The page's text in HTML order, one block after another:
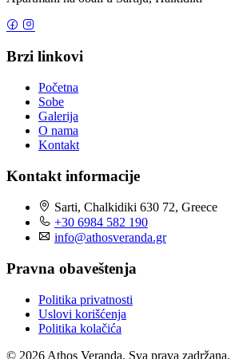
Brzi linkovi
Početna
Sobe
Galerija
O nama
Kontakt
Kontakt informacije
Sarti, Chalkidiki 630 72, Greece
+30 6984 582 190
info@athosveranda.gr
Pravna obaveštenja
Politika privatnosti
Uslovi korišćenja
Politika kolačića
© 2026 Athos Veranda. Sva prava zadržana.